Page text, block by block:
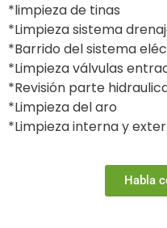
*limpieza de tinas
*Limpieza sistema
*Barrido del sistema
*Limpieza válvulas
*Revisión parte
*Limpieza del aro
*Limpieza interna y
Habla